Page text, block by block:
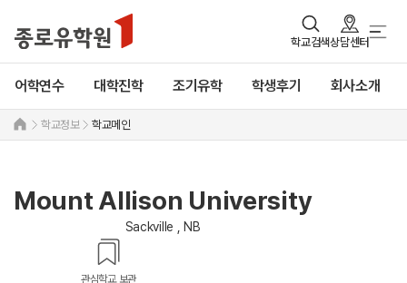
학교검색상담센터
어학연수 대학진학 조기유학 학생후기 회사소개
학교정보 학교메인
Mount Allison University
Sackville , NB
관심학교 보관